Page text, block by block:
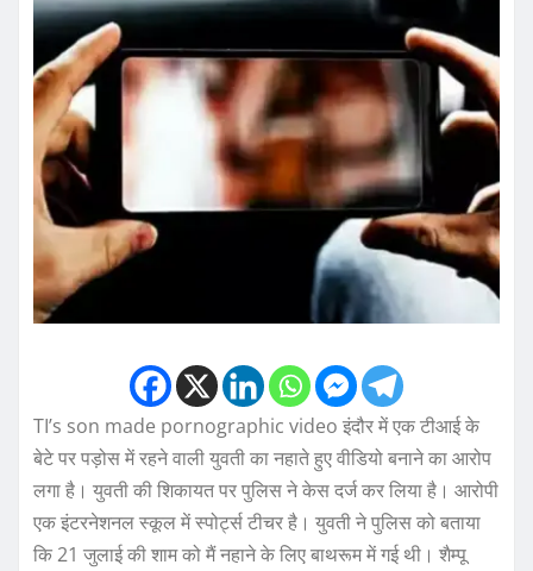
TI’s son made pornographic video इंदौर में एक टीआई के
बेटे पर पड़ोस में रहने वाली युवती का नहाते हुए वीडियो बनाने का आरोप
लगा है। युवती की शिकायत पर पुलिस ने केस दर्ज कर लिया है। आरोपी
एक इंटरनेशनल स्कूल में स्पोर्ट्स टीचर है। युवती ने पुलिस को बताया
कि 21 जुलाई की शाम को मैं नहाने के लिए बाथरूम में गई थी। शैम्पू